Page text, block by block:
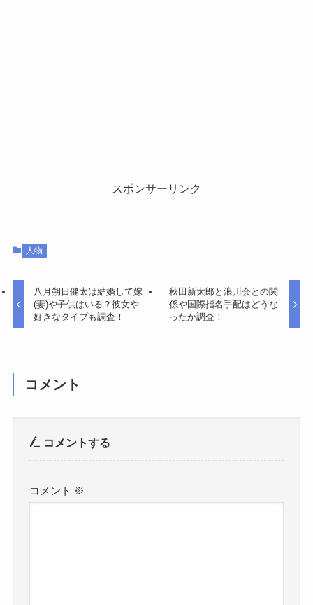
スポンサーリンク
人物
八月朔日健太は結婚して嫁
(妻)や子供はいる？彼女や
好きなタイプも調査！
秋田新太郎と浪川会との関
係や国際指名手配はどうな
ったか調査！
コメント
コメントする
コメント ※